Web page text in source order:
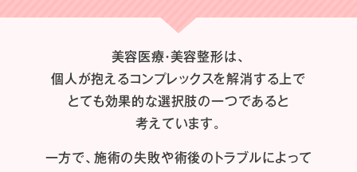
美容医療・美容整形は、
個人が抱えるコンプレックスを解消する上で
とても効果的な選択肢の一つであると
考えています。
一方で、施術の失敗や術後のトラブルによって